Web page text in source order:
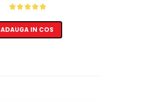
ADAUGA IN COS